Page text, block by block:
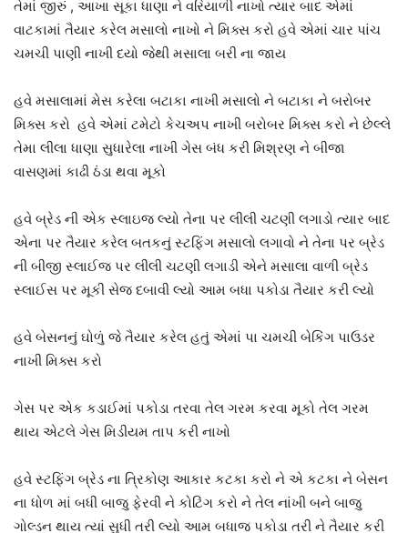
તેમાં જીરું , આખા સૂકા ધાણા ને વરિયાળી નાખો ત્યાર બાદ એમાં
વાટકામાં તૈયાર કરેલ મસાલો નાખો ને મિક્સ કરો હવે એમાં ચાર પાંચ
ચમચી પાણી નાખી દયો જેથી મસાલા બરી ના જાય
હવે મસાલામાં મેસ કરેલા બટાકા નાખી મસાલો ને બટાકા ને બરોબર
મિક્સ કરો હવે એમાં ટમેટો કેચઅપ નાખી બરોબર મિક્સ કરો ને છેલ્લે
તેમા લીલા ધાણા સુધારેલા નાખી ગેસ બંધ કરી મિશ્રણ ને બીજા
વાસણમાં કાઢી ઠંડા થવા મૂકો
હવે બ્રેડ ની એક સ્લાઇજ લ્યો તેના પર લીલી ચટણી લગાડો ત્યાર બાદ
એના પર તૈયાર કરેલ બતકનું સ્ટફિંગ મસાલો લગાવો ને તેના પર બ્રેડ
ની બીજી સ્લાઈજ પર લીલી ચટણી લગાડી એને મસાલા વાળી બ્રેડ
સ્લાઈસ પર મૂકી સેજ દબાવી લ્યો આમ બધા પકોડા તૈયાર કરી લ્યો
હવે બેસનનું ઘોળું જે તૈયાર કરેલ હતું એમાં પા ચમચી બેકિંગ પાઉડર
નાખી મિક્સ કરો
ગેસ પર એક કડાઈમાં પકોડા તરવા તેલ ગરમ કરવા મૂકો તેલ ગરમ
થાય એટલે ગેસ મિડીયમ તાપ કરી નાખો
હવે સ્ટફિંગ બ્રેડ ના ત્રિકોણ આકાર કટકા કરો ને એ કટકા ને બેસન
ના ધોળ માં બધી બાજુ ફેરવી ને કોટિંગ કરો ને તેલ નાંખી બને બાજુ
ગોલ્ડન થાય ત્યાં સુધી તરી લ્યો આમ બધાજ પકોડા તરી ને તૈયાર કરી